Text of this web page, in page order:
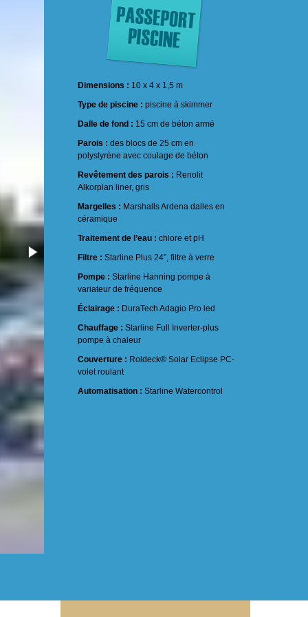
Dimensions : 10 x 4 x 1,5 m
Type de piscine : piscine à skimmer
Dalle de fond : 15 cm de béton armé
Parois : des blocs de 25 cm en
polystyrène avec coulage de béton
Revêtement des parois : Renolit
Alkorplan liner, gris
Margelles : Marshalls Ardena dalles en
céramique
Traitement de l’eau : chlore et pH
Filtre : Starline Plus 24”, filtre à verre
Pompe : Starline Hanning pompe à
variateur de fréquence
Éclairage : DuraTech Adagio Pro led
Chauffage : Starline Full Inverter-plus
pompe à chaleur
Couverture : Roldeck® Solar Eclipse PC-
volet roulant
Automatisation : Starline Watercontrol